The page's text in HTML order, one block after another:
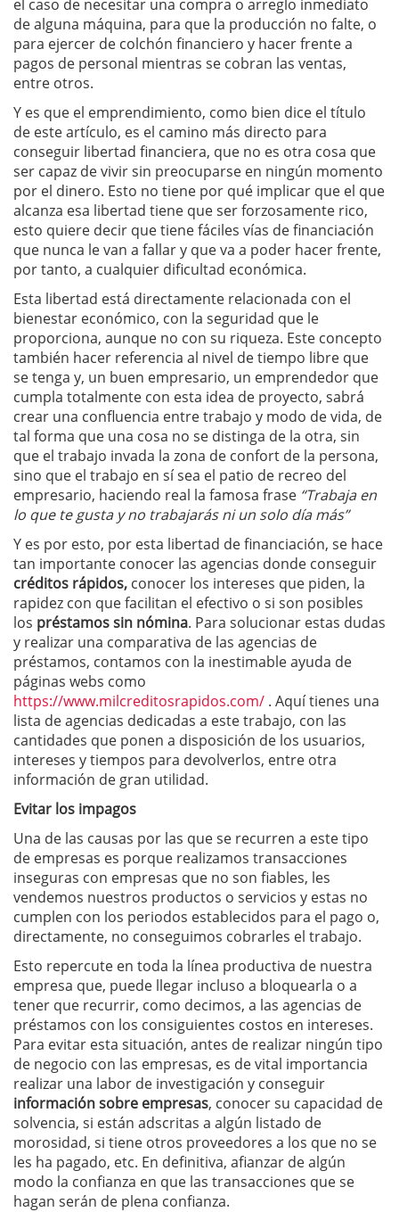
el caso de necesitar una compra o arreglo inmediato
de alguna máquina, para que la producción no falte, o
para ejercer de colchón financiero y hacer frente a
pagos de personal mientras se cobran las ventas,
entre otros.
Y es que el emprendimiento, como bien dice el título
de este artículo, es el camino más directo para
conseguir libertad financiera, que no es otra cosa que
ser capaz de vivir sin preocuparse en ningún momento
por el dinero. Esto no tiene por qué implicar que el que
alcanza esa libertad tiene que ser forzosamente rico,
esto quiere decir que tiene fáciles vías de financiación
que nunca le van a fallar y que va a poder hacer frente,
por tanto, a cualquier dificultad económica.
Esta libertad está directamente relacionada con el
bienestar económico, con la seguridad que le
proporciona, aunque no con su riqueza. Este concepto
también hacer referencia al nivel de tiempo libre que
se tenga y, un buen empresario, un emprendedor que
cumpla totalmente con esta idea de proyecto, sabrá
crear una confluencia entre trabajo y modo de vida, de
tal forma que una cosa no se distinga de la otra, sin
que el trabajo invada la zona de confort de la persona,
sino que el trabajo en sí sea el patio de recreo del
empresario, haciendo real la famosa frase “Trabaja en
lo que te gusta y no trabajarás ni un solo día más”
Y es por esto, por esta libertad de financiación, se hace
tan importante conocer las agencias donde conseguir
créditos rápidos, conocer los intereses que piden, la
rapidez con que facilitan el efectivo o si son posibles
los préstamos sin nómina. Para solucionar estas dudas
y realizar una comparativa de las agencias de
préstamos, contamos con la inestimable ayuda de
páginas webs como
https://www.milcreditosrapidos.com/ . Aquí tienes una
lista de agencias dedicadas a este trabajo, con las
cantidades que ponen a disposición de los usuarios,
intereses y tiempos para devolverlos, entre otra
información de gran utilidad.
Evitar los impagos
Una de las causas por las que se recurren a este tipo
de empresas es porque realizamos transacciones
inseguras con empresas que no son fiables, les
vendemos nuestros productos o servicios y estas no
cumplen con los periodos establecidos para el pago o,
directamente, no conseguimos cobrarles el trabajo.
Esto repercute en toda la línea productiva de nuestra
empresa que, puede llegar incluso a bloquearla o a
tener que recurrir, como decimos, a las agencias de
préstamos con los consiguientes costos en intereses.
Para evitar esta situación, antes de realizar ningún tipo
de negocio con las empresas, es de vital importancia
realizar una labor de investigación y conseguir
información sobre empresas, conocer su capacidad de
solvencia, si están adscritas a algún listado de
morosidad, si tiene otros proveedores a los que no se
les ha pagado, etc. En definitiva, afianzar de algún
modo la confianza en que las transacciones que se
hagan serán de plena confianza.